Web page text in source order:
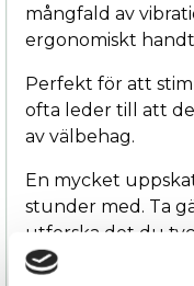
mångfald av
ergonomiskt
Perfekt för att
ofta leder till att
av välbehag.
En mycket
stunder med. Ta
utforska det du
vattentät.